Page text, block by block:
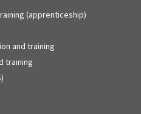
(apprenticeship)
and training
training